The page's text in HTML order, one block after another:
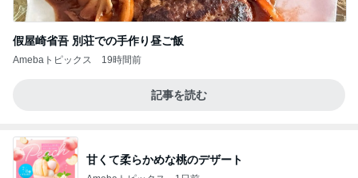
假屋崎省吾 別荘での手作り昼ご飯
Amebaトピックス 19時間前
記事を読む
甘くて柔らかめな桃のデザート